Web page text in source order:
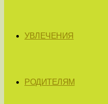
УВЛЕЧЕНИЯ
РОДИТЕЛЯМ